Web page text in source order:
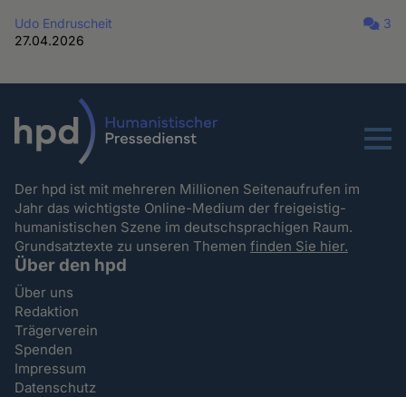
Udo Endruscheit
27.04.2026
3
Menu
Der hpd ist mit mehreren Millionen Seitenaufrufen im
Jahr das wichtigste Online-Medium der freigeistig-
humanistischen Szene im deutschsprachigen Raum.
Grundsatztexte zu unseren Themenfinden Sie hier.
Über den hpd
Über uns
Redaktion
Trägerverein
Spenden
Impressum
Datenschutz